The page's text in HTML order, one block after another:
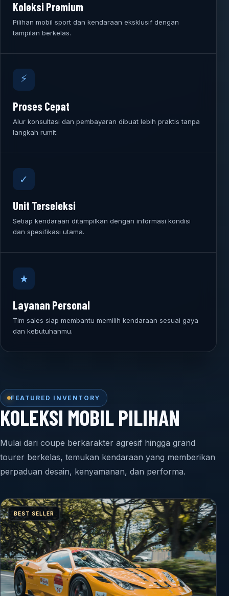
Koleksi Premium
Pilihan mobil sport dan kendaraan eksklusif dengan
tampilan berkelas.
⚡
Proses Cepat
Alur konsultasi dan pembayaran dibuat lebih praktis tanpa
langkah rumit.
✓
Unit Terseleksi
Setiap kendaraan ditampilkan dengan informasi kondisi
dan spesifikasi utama.
★
Layanan Personal
Tim sales siap membantu memilih kendaraan sesuai gaya
dan kebutuhanmu.
FEATURED INVENTORY
KOLEKSI MOBIL PILIHAN
Mulai dari coupe berkarakter agresif hingga grand
tourer berkelas, temukan kendaraan yang memberikan
perpaduan desain, kenyamanan, dan performa.
BEST SELLER